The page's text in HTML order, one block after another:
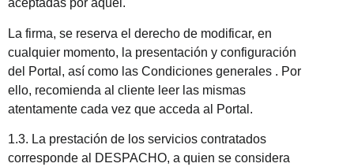
aceptadas por aquel.
La firma, se reserva el derecho de modificar, en
cualquier momento, la presentación y configuración
del Portal, así como las Condiciones generales . Por
ello, recomienda al cliente leer las mismas
atentamente cada vez que acceda al Portal.
1.3. La prestación de los servicios contratados
corresponde al DESPACHO, a quien se considera